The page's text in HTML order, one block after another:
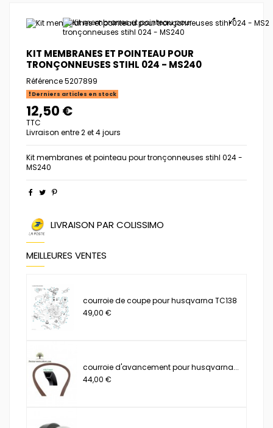
KIT MEMBRANES ET POINTEAU POUR
TRONÇONNEUSES STIHL 024 - MS240
Référence5207899
Derniers articles en stock
12,50 €
TTC
Livraison entre 2 et 4 jours
Kit membranes et pointeau pour tronçonneuses stihl 024 -
MS240
LIVRAISON PAR COLISSIMO
MEILLEURES VENTES
courroie de coupe pour husqvarna TC138
49,00 €
courroie d'avancement pour husqvarna...
44,00 €